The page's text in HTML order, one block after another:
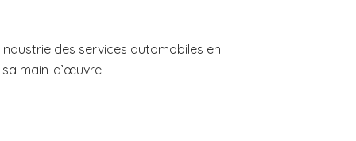
des services automobiles en
main-d’œuvre.